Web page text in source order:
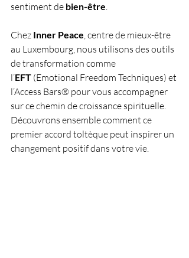
sentiment de bien-être.
Chez Inner Peace, centre de mieux-être
au Luxembourg, nous utilisons des outils
de transformation comme
l’EFT (Emotional Freedom Techniques) et
l’Access Bars® pour vous accompagner
sur ce chemin de croissance spirituelle.
Découvrons ensemble comment ce
premier accord toltèque peut inspirer un
changement positif dans votre vie.